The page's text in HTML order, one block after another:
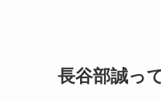
長谷部誠っ